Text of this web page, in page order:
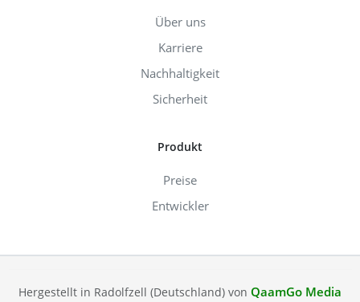
Über uns
Karriere
Nachhaltigkeit
Sicherheit
Produkt
Preise
Entwickler
Hergestellt in Radolfzell (Deutschland) von QaamGo Media